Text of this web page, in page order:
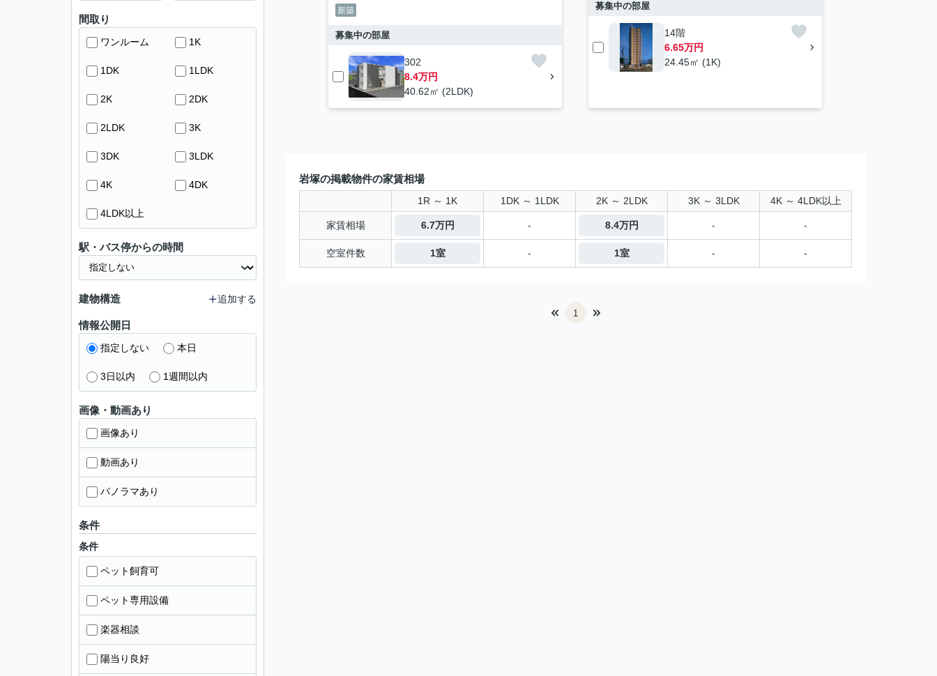
新築
募集中の部屋
302
8.4万円
40.62㎡ (2LDK)
募集中の部屋
14階
6.65万円
24.45㎡ (1K)
岩塚の掲載物件の家賃相場
1R ～ 1K 1DK ～ 1LDK 2K ～ 2LDK 3K ～ 3LDK 4K ～ 4LDK以上
家賃相場 6.7万円 - 8.4万円 - -
空室件数 1室 - 1室 - -
1
間取り
ワンルーム 1K
1DK 1LDK
2K 2DK
2LDK 3K
3DK 3LDK
4K 4DK
4LDK以上
駅・バス停からの時間
建物構造 追加する
情報公開日
指定しない 本日
3日以内 1週間以内
画像・動画あり
画像あり
動画あり
パノラマあり
条件
条件
ペット飼育可
ペット専用設備
楽器相談
陽当り良好